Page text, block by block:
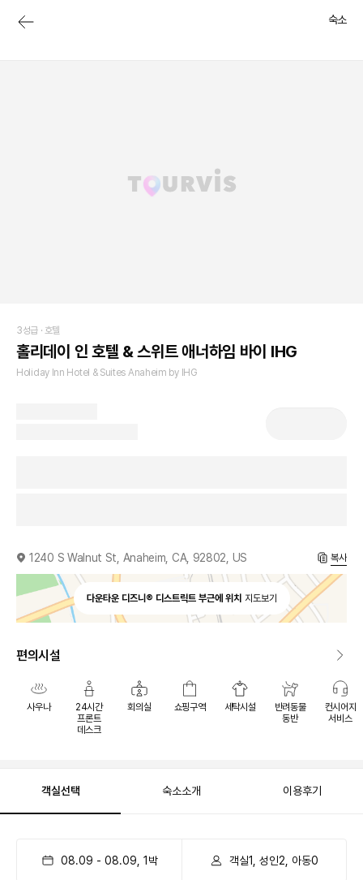
숙소
3성급 · 호텔
홀리데이 인 호텔 & 스위트 애너하임 바이 IHG
Holiday Inn Hotel & Suites Anaheim by IHG
1240 S Walnut St, Anaheim, CA, 92802, US 복사
다운타운 디즈니® 디스트릭트 부근에 위치 지도보기
편의시설
사우나
24시간
프론트
데스크
회의실 쇼핑구역 세탁시설
반려동물
동반
컨시어지
서비스
객실선택 숙소소개 이용후기
08.09 - 08.09 1 박 객실1, 성인2, 아동0